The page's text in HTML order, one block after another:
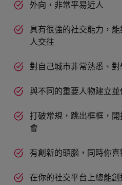
外向，非常平易近人
具有很強的社交能力，
人交往
對自己城市非常熟悉、
與不同的重要人物建立並
打破常規，跳出框框，
會
有創新的頭腦，同時你
在你的社交平台上總能